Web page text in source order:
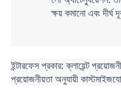
ক্ষয় কমানো এবং দীর্ঘ
ইন্টারফেস প্রকার: ক্লায়েন্ট
প্রয়োজনীয়তা অনুযায়ী